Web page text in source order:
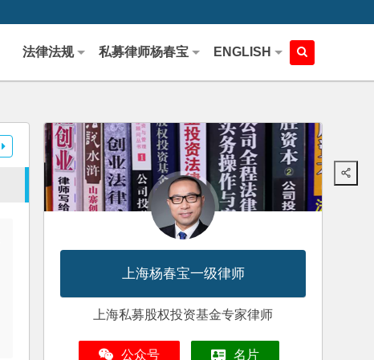
法律法规 私募律师杨春宝 ENGLISH
上海杨春宝一级律师
上海私募股权投资基金专家律师
公众号 名片